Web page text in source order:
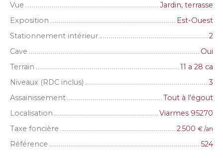
Vue
Jardin, terrasse
Exposition
Est-Ouest
Stationnement intérieur
2
Cave
Oui
Terrain
11 a 28 ca
Niveaux (RDC inclus)
3
Assainissement
Tout à l'égout
Localisation
Viarmes 95270
Taxe foncière
2 500 € /an
Référence 524